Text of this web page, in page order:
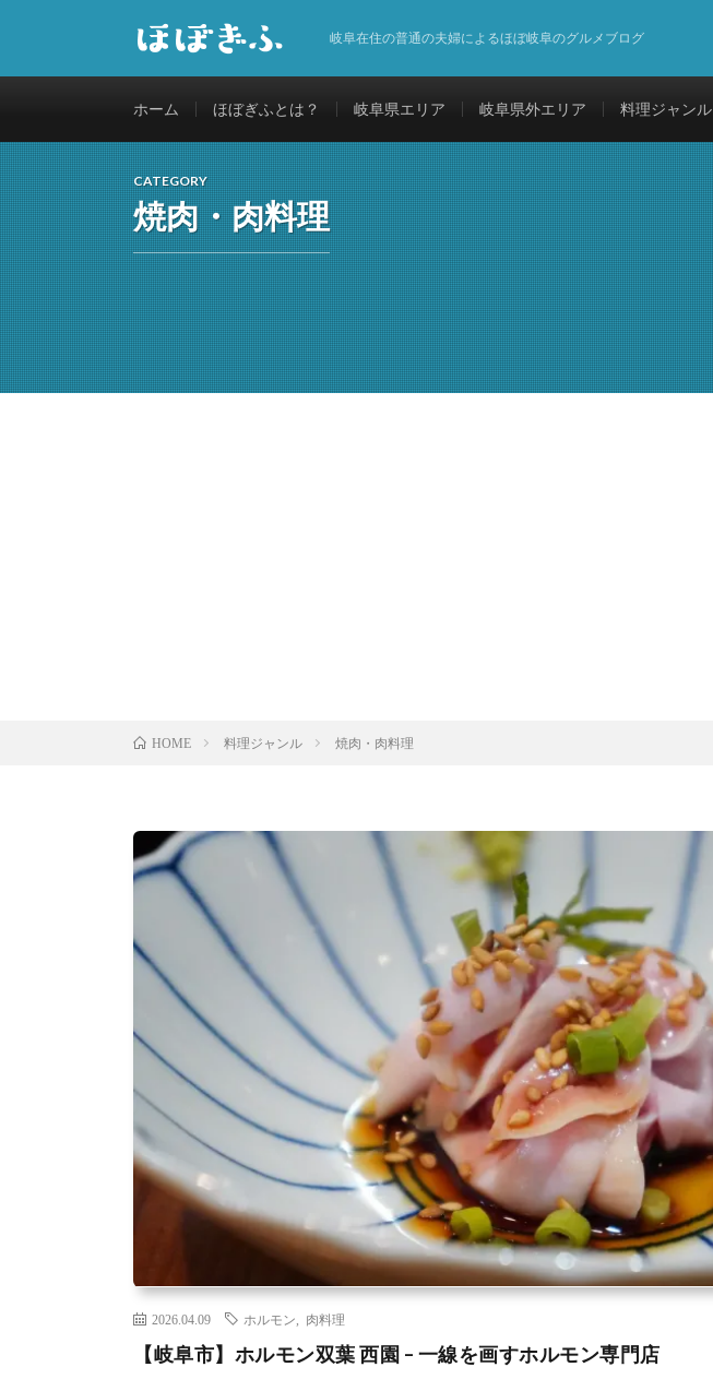
岐阜在住の普通の夫婦によるほぼ岐阜のグルメブログ
ホーム ほぼぎふとは？ 岐阜県エリア 岐阜県外エリア 料理ジャンル
CATEGORY
焼肉・肉料理
HOME 料理ジャンル 焼肉・肉料理
2026.04.09 ホルモン 肉料理
【岐阜市】ホルモン双葉 西園 – 一線を画すホルモン専門店